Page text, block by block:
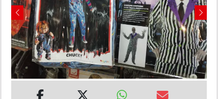
INSÓLITAS
MULTIMEDIA
IMPRESO
Previous Next